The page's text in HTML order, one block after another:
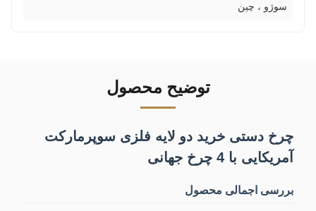
سوژو ، چین
توضیح محصول
چرخ دستی خرید دو لایه فلزی سوپرمارکت
آمریکایی با 4 چرخ جهانی
بررسی اجمالی محصول